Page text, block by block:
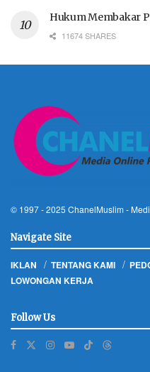
Hukum Membakar
11674 SHARES
© 1997 - 2025 ChanelMuslim -
Navigate Site
IKLAN TENTANG KAMI
LOWONGAN KERJA
Follow Us